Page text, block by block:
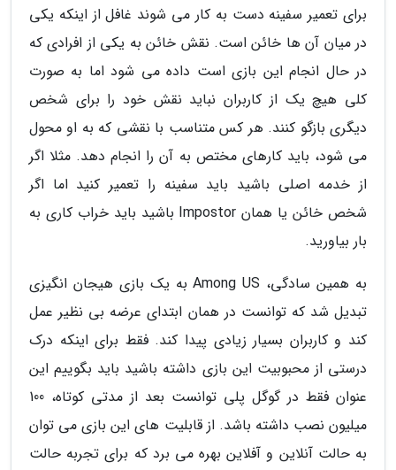
برای تعمیر سفینه دست به کار می شوند غافل از اینکه یکی
در میان آن ها خائن است. نقش خائن به یکی از افرادی که
در حال انجام این بازی است داده می شود اما به صورت
کلی هیچ یک از کاربران نباید نقش خود را برای شخص
دیگری بازگو کنند. هر کس متناسب با نقشی که به او محول
می شود، باید کارهای مختص به آن را انجام دهد. مثلا اگر
از خدمه اصلی باشید باید سفینه را تعمیر کنید اما اگر
شخص خائن یا همان Impostor باشید باید خراب کاری به
بار بیاورید.
به همین سادگی، Among US به یک بازی هیجان انگیزی
تبدیل شد که توانست در همان ابتدای عرضه بی نظیر عمل
کند و کاربران بسیار زیادی پیدا کند. فقط برای اینکه درک
درستی از محبوبیت این بازی داشته باشید باید بگوییم این
عنوان فقط در گوگل پلی توانست بعد از مدتی کوتاه، 100
میلیون نصب داشته باشد. از قابلیت های این بازی می توان
به حالت آنلاین و آفلاین بهره می برد که برای تجربه حالت